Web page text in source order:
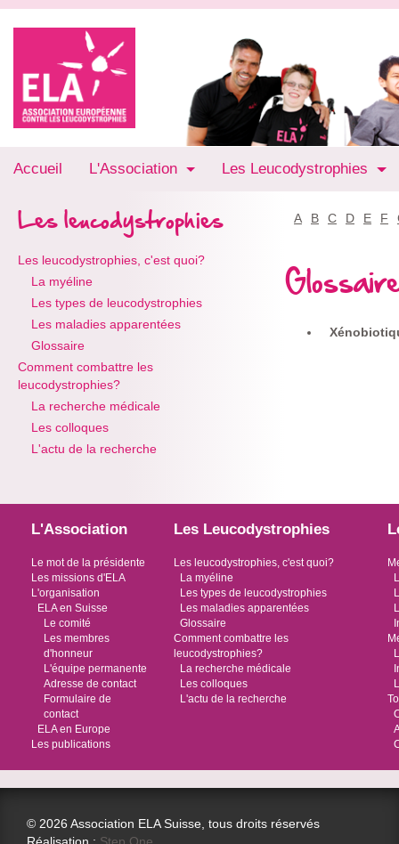
Accueil L'Association Les Leucodystrophies
Les leucodystrophies
Les leucodystrophies, c'est quoi?
La myéline
Les types de leucodystrophies
Les maladies apparentées
Glossaire
Comment combattre les
leucodystrophies?
La recherche médicale
Les colloques
L'actu de la recherche
A B C D E F
L'Association
Le mot de la présidente
Les missions d'ELA
L'organisation
ELA en Suisse
Le comité
Les membres
d'honneur
L'équipe permanente
Adresse de contact
Formulaire de
contact
ELA en Europe
Les publications
Les Leucodystrophies
Les leucodystrophies, c'est quoi?
La myéline
Les types de leucodystrophies
Les maladies apparentées
Glossaire
Comment combattre les
leucodystrophies?
La recherche médicale
Les colloques
L'actu de la recherche
© 2026 Association ELA Suisse, tous droits réservés